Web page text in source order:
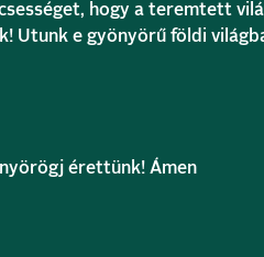
hogy a teremtett
Utunk e gyönyörű földi
érettünk! Ámen